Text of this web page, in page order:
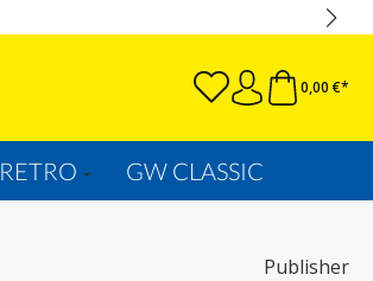
0,00 €*
RETRO GW CLASSIC
Publisher